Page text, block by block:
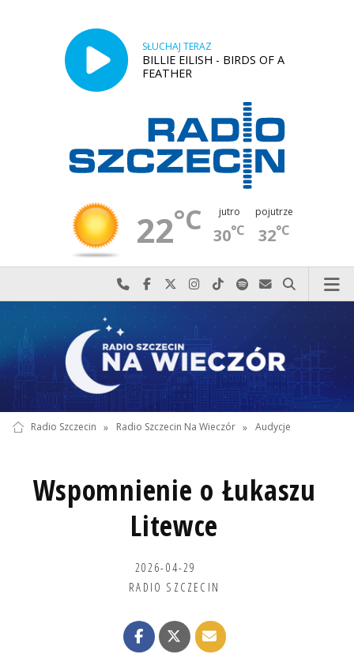
SŁUCHAJ TERAZ
BILLIE EILISH - BIRDS OF A
FEATHER
22°C jutro
30°C
pojutrze
32°C
Najlepiej po prostu do nas zadzwoń
Odwiedź nas na Facebook-u
Odwiedź nas na X
Odwiedź nas na Instagram-ie
Odwiedź nas na TikTok-u
Szukaj nas na Spotify
Wyślij do nas
Szukaj
Radio Szczecin » Radio Szczecin Na Wieczór » Audycje
Wspomnienie o Łukaszu
Litewce
2026-04-29
RADIO SZCZECIN